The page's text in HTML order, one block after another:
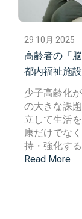
29 10月 2025
高齢者の「
都内福祉施
少子高齢化
の大きな課
立して生活
康だけでな
持・強化す
Read More